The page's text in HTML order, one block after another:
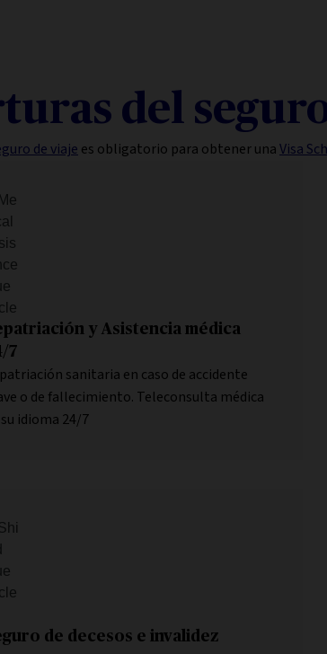
del
de viaje es obligatorio para obtener unaVisa
y Asistencia médica
7
sanitaria en caso de accidente
o de fallecimiento. Teleconsulta médica
idioma 24/7
de decesos e invalidez